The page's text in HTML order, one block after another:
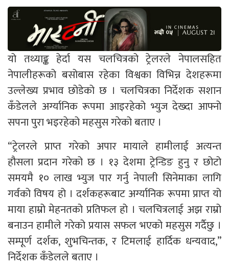
यो तथ्याङ्क हेर्दा यस चलचित्रको ट्रेलरले नेपालसहित
नेपालीहरूको बसोबास रहेका विश्वका विभिन्न देशहरूमा
उल्लेख्य प्रभाव छोडेको छ । चलचित्रका निर्देशक सशान
कँडेलले अर्ग्यानिक रूपमा आइरहेको भ्युज देख्दा आफ्नो
सपना पुरा भइरहेको महसुस गरेको बताए ।
“ट्रेलरले प्राप्त गरेको अपार मायाले हामीलाई अत्यन्त
हौसला प्रदान गरेको छ । १३ देशमा ट्रेन्डिङ हुनु र छोटो
समयमै १० लाख भ्युज पार गर्नु नेपाली सिनेमाका लागि
गर्वको विषय हो । दर्शकहरूबाट अर्ग्यानिक रूपमा प्राप्त यो
माया हाम्रो मेहनतको प्रतिफल हो । चलचित्रलाई अझ राम्रो
बनाउन हामीले गरेको प्रयास सफल भएको महसुस गर्दैछु ।
सम्पूर्ण दर्शक, शुभचिन्तक, र टिमलाई हार्दिक धन्यवाद,”
निर्देशक कँडेलले बताए ।